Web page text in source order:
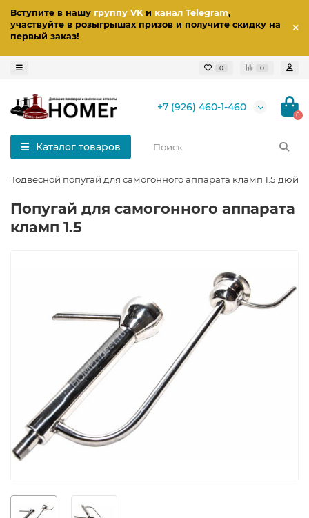
Вступите в нашу группу VKи канал Telegram,
участвуйте в розыгрышах призов и получите скидку на
первый заказ!
0 0
+7 (926) 460-1-460
0
Каталог товаров
Подвесной попугай для самогонного аппарата кламп 1.5
Попугай для самогонного аппарата
кламп 1.5